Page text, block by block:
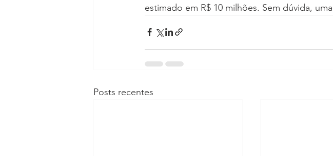
estimado em R$ 10 milhões. Sem dúvida,
Posts recentes